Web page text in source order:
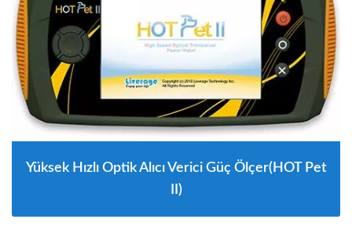
Yüksek Hızlı Optik Alıcı Verici Güç Ölçer(HOT Pet
II)